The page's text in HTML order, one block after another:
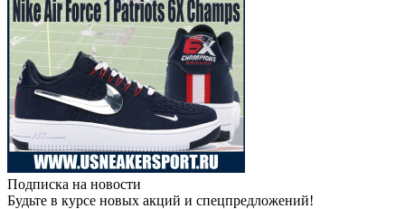
Подписка на новости
Будьте в курсе новых акций и спецпредложений!